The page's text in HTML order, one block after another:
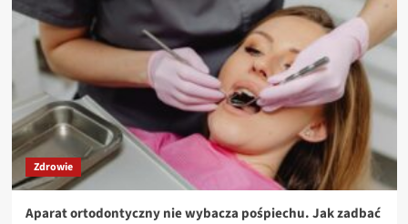
Zdrowie
Aparat ortodontyczny nie wybacza pośpiechu. Jak zadbać